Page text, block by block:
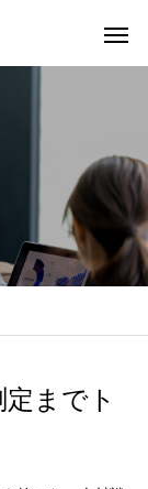
第二新卒・メ
ラス
までト